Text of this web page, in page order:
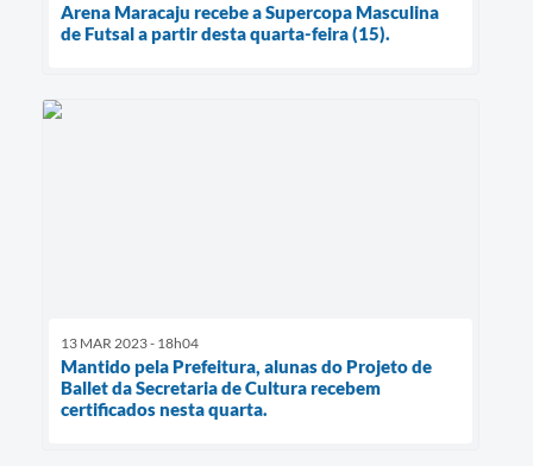
Arena Maracaju recebe a Supercopa Masculina
de Futsal a partir desta quarta-feira (15).
13 MAR 2023 - 18h04
Mantido pela Prefeitura, alunas do Projeto de
Ballet da Secretaria de Cultura recebem
certificados nesta quarta.